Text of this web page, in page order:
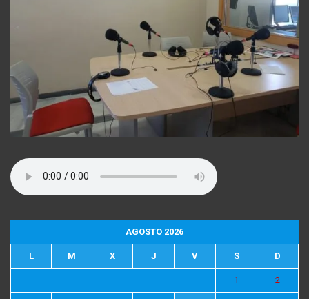
AGOSTO 2026
L M X J V S D
1 2